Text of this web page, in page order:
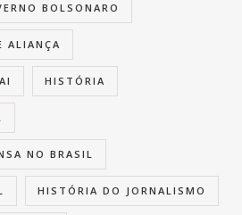
BOLSONARO
ALIANÇA
HISTÓRIA
NO BRASIL
HISTÓRIA DO JORNALISMO